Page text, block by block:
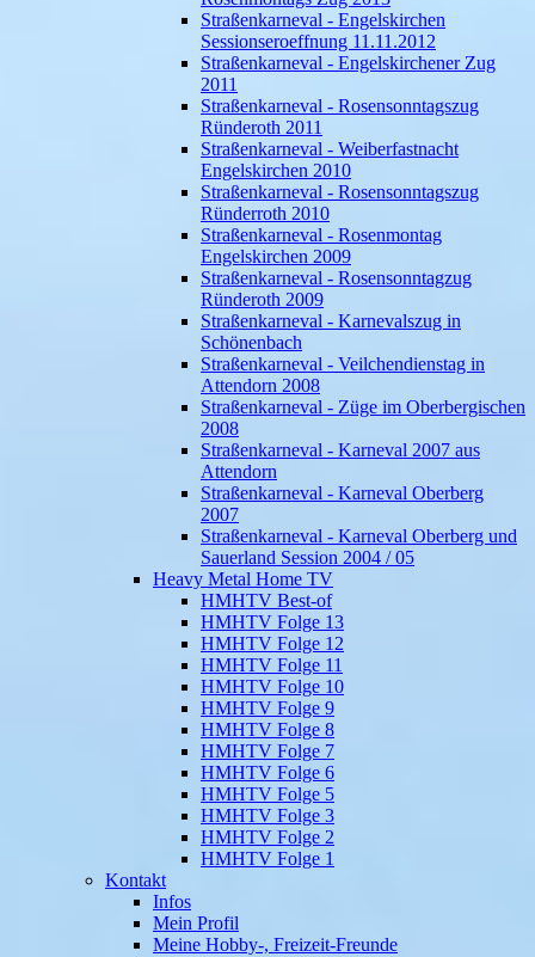
Straßenkarneval - Engelskirchen
Sessionseroeffnung 11.11.2012
Straßenkarneval - Engelskirchener Zug
2011
Straßenkarneval - Rosensonntagszug
Ründeroth 2011
Straßenkarneval - Weiberfastnacht
Engelskirchen 2010
Straßenkarneval - Rosensonntagszug
Ründerroth 2010
Straßenkarneval - Rosenmontag
Engelskirchen 2009
Straßenkarneval - Rosensonntagzug
Ründeroth 2009
Straßenkarneval - Karnevalszug in
Schönenbach
Straßenkarneval - Veilchendienstag in
Attendorn 2008
Straßenkarneval - Züge im Oberbergischen
2008
Straßenkarneval - Karneval 2007 aus
Attendorn
Straßenkarneval - Karneval Oberberg
2007
Straßenkarneval - Karneval Oberberg und
Sauerland Session 2004 / 05
Heavy Metal Home TV
HMHTV Best-of
HMHTV Folge 13
HMHTV Folge 12
HMHTV Folge 11
HMHTV Folge 10
HMHTV Folge 9
HMHTV Folge 8
HMHTV Folge 7
HMHTV Folge 6
HMHTV Folge 5
HMHTV Folge 3
HMHTV Folge 2
HMHTV Folge 1
Kontakt
Infos
Mein Profil
Meine Hobby-, Freizeit-Freunde